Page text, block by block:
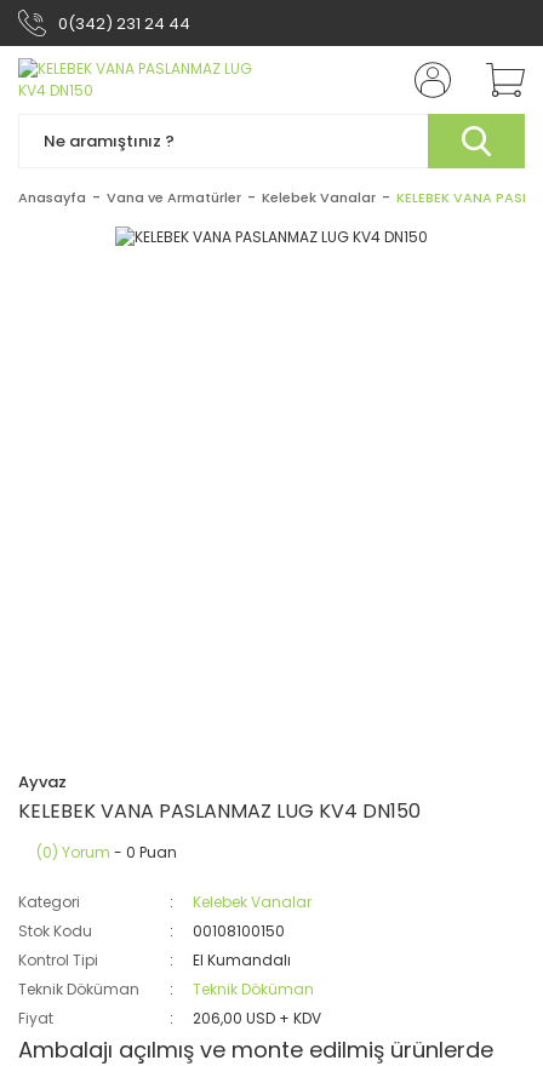
0(342) 231 24 44
Anasayfa Vana ve Armatürler Kelebek Vanalar KELEBEK VANA
Ayvaz
KELEBEK VANA PASLANMAZ LUG KV4 DN150
(0) Yorum - 0 Puan
Kategori
Kelebek Vanalar
Stok Kodu
00108100150
Kontrol Tipi
El Kumandalı
Teknik Döküman
Teknik Döküman
Fiyat
206,00 USD + KDV
Ambalajı açılmış ve monte edilmiş ürünlerde